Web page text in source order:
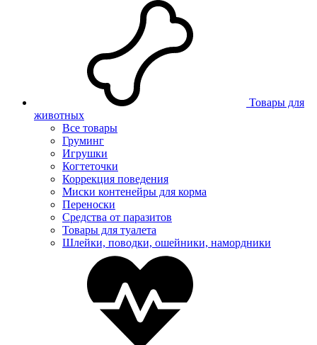
Товары для
животных
Все товары
Груминг
Игрушки
Когтеточки
Коррекция поведения
Миски контенейры для корма
Переноски
Средства от паразитов
Товары для туалета
Шлейки, поводки, ошейники, намордники